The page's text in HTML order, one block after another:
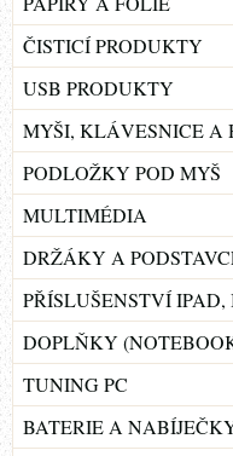
ČISTICÍ PRODUKTY
USB PRODUKTY
MYŠI, KLÁVESNICE A
PODLOŽKY POD MYŠ
MULTIMÉDIA
DRŽÁKY A
PŘÍSLUŠENSTVÍ IPAD,
DOPLŇKY
TUNING PC
BATERIE A